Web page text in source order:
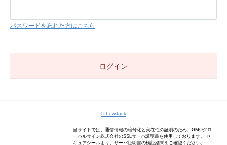
パスワードを忘れた方はこちら
© LowJack
当サイトでは、通信情報の暗号化と実在性の証明のため、GMOグロ
ーバルサイン株式会社のSSLサーバ証明書を使用しております。 セ
キュアシールより、サーバ証明書の検証結果をご確認ください。